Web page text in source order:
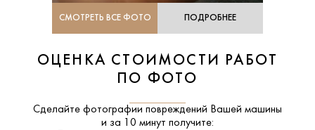
СМОТРЕТЬ ВСЕ ФОТО ПОДРОБНЕЕ
ОЦЕНКА СТОИМОСТИ РАБОТ
ПО ФОТО
Сделайте фотографии повреждений Вашей машины
и за
10 минут получите: